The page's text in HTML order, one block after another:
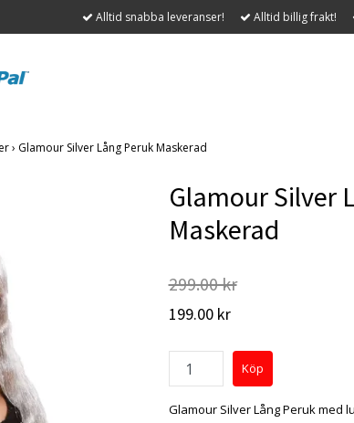
Alltid snabba leveranser! Alltid billig frakt!
› Glamour Silver Lång Peruk Maskerad
Glamour Silver
Maskerad
299.00 kr
199.00 kr
Glamour Silver Lång Peruk med